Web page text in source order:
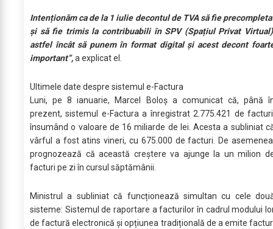
Intenționăm ca de la 1 iulie decontul de TVA să fie
și să fie trimis la contribuabili în SPV (Spațiul Privat
astfel încât să punem în format digital și acest decont
important”,a explicat el.
Ultimele date despre sistemul e-Factura
Luni, pe 8 ianuarie, Marcel Boloș a comunicat că, până
prezent, sistemul e-Factura a înregistrat 2.775.421 de
însumând o valoare de 16 miliarde de lei. Acesta a subliniat
vârful a fost atins vineri, cu 675.000 de facturi. De
prognozează că această creștere va ajunge la un milion
facturi pe zi în cursul săptămânii.
Ministrul a subliniat că funcționează simultan cu cele
sisteme: Sistemul de raportare a facturilor în cadrul modului
de factură electronică și opțiunea tradițională de a emite